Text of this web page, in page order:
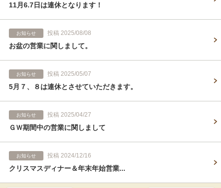
11月6.7日は連休となります！
お知らせ 投稿 2025/08/08
お盆の営業に関しまして。
お知らせ 投稿 2025/05/07
5月７、８は連休とさせていただきます。
お知らせ 投稿 2025/04/27
ＧＷ期間中の営業に関しまして
お知らせ 投稿 2024/12/16
クリスマスディナー＆年末年始営業...